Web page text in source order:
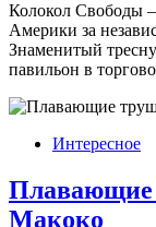
Колокол Свободы
Америки за
Знаменитый
павильон в
Интересное
Макоко